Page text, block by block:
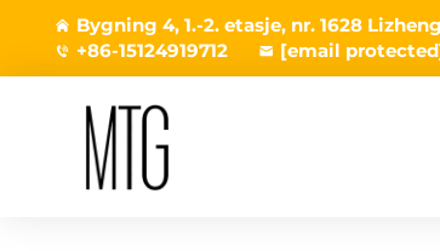
Bygning 4, 1.-2. etasje, nr. 1628
+86-15124919712
[email